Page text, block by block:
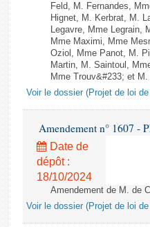
Feld, M. Fernandes,
Hignet, M. Kerbrat, M.
Legavre, Mme Legrain,
Mme Maximi, Mme
Oziol, Mme Panot, M.
Martin, M. Saintoul,
Mme Trouv&#233; et
Voir le dossier (Projet de loi
Amendement n° 1607 -
Date de
dépôt :
18/10/2024
Amendement de M. de
Voir le dossier (Projet de loi